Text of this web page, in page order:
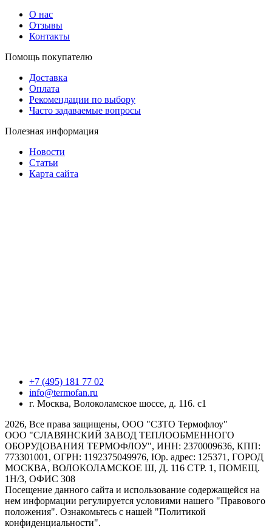
О нас
Отзывы
Контакты
Помощь покупателю
Доставка
Оплата
Рекомендации по выбору
Часто задаваемые вопросы
Полезная информация
Новости
Статьи
Карта сайта
+7 (495) 181 77 02
info@termofan.ru
г. Москва, Волоколамское шоссе, д. 116. с1
2026, Все права защищены, ООО "СЗТО Термофлоу"
ООО "СЛАВЯНСКИЙ ЗАВОД ТЕПЛООБМЕННОГО
ОБОРУДОВАНИЯ ТЕРМОФЛОУ", ИНН: 2370009636, КПП:
773301001, ОГРН: 1192375049976, Юр. адрес: 125371, ГОРОД
МОСКВА, ВОЛОКОЛАМСКОЕ Ш, Д. 116 СТР. 1, ПОМЕЩ.
1Н/3, ОФИС 308
Посещение данного сайта и использование содержащейся на
нем информации регулируется условиями нашего "Правового
положения". Ознакомьтесь с нашей "Политикой
конфиденциальности".